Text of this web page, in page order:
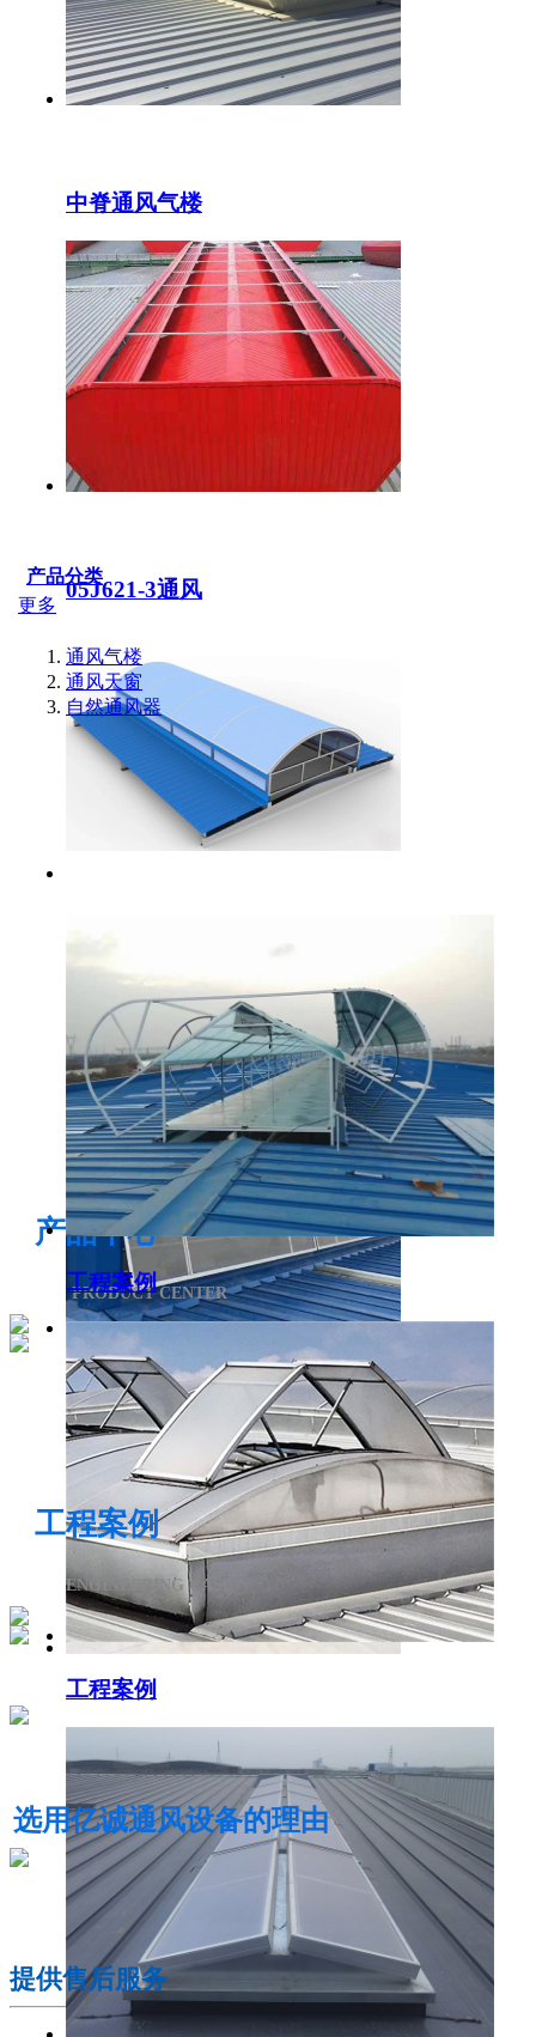
中脊通风气楼
05J621-3通风
电开启通风气楼
侧开型排烟天窗
电动采光排烟天窗
产品分类
更多
通风气楼
通风天窗
自然通风器
产品中心
PRODUCT CENTER
工程案例
工程案例
工程案例
ENGINEERING CASE
选用亿诚通风设备的理由
提供售后服务